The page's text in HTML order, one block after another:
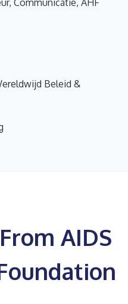
Communicatie, AHF
Beleid &
AIDS